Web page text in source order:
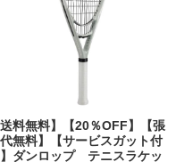
送料無料】【20％OFF】【張
代無料】【サービスガット付
】ダンロップ テニスラケッ